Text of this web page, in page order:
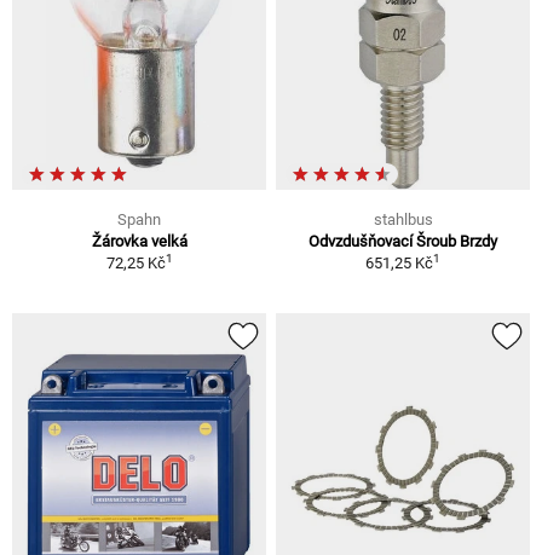
Spahn
Žárovka velká
72,25 Kč1
stahlbus
Odvzdušňovací Šroub Brzdy
651,25 Kč1